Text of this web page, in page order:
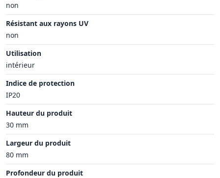
non
Résistant aux rayons UV
non
Utilisation
intérieur
Indice de protection
IP20
Hauteur du produit
30 mm
Largeur du produit
80 mm
Profondeur du produit